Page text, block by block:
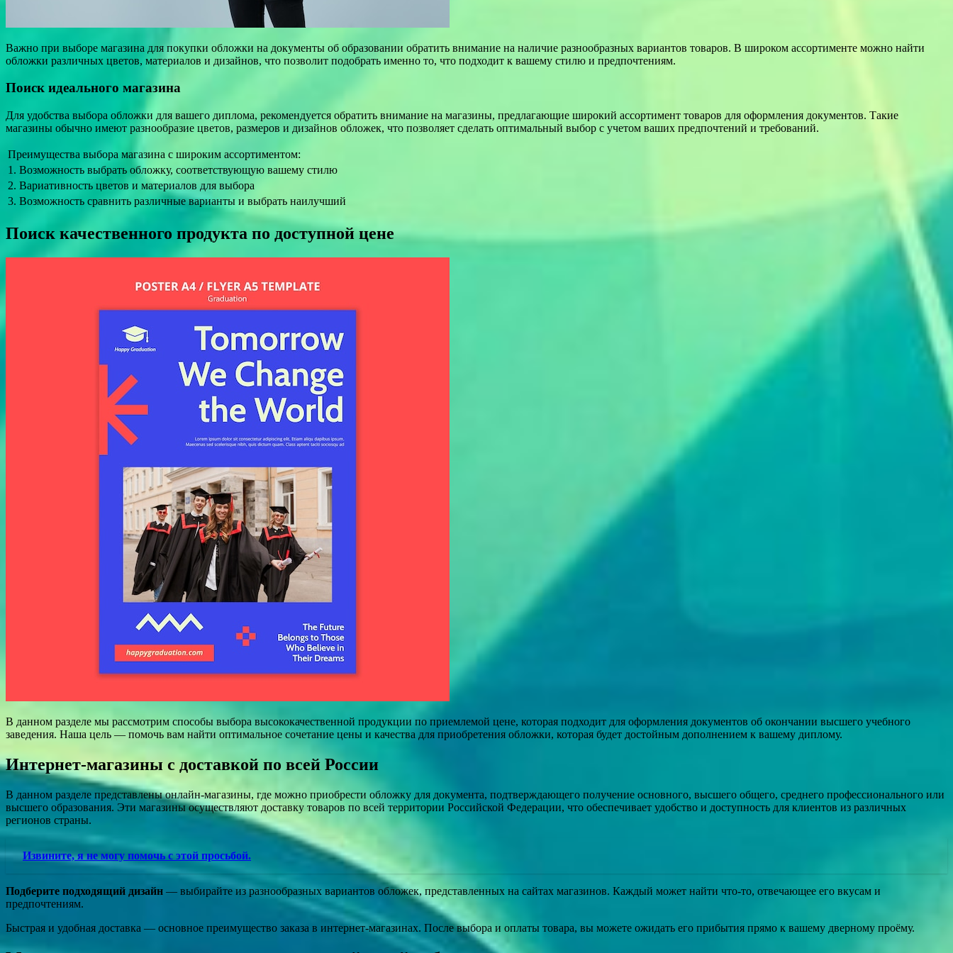
Важно при выборе магазина для покупки обложки на документы об образовании обратить внимание на наличие разнообразных вариантов товаров. В широком ассортименте можно найти
обложки различных цветов, материалов и дизайнов, что позволит подобрать именно то, что подходит к вашему стилю и предпочтениям.
Поиск идеального магазина
Для удобства выбора обложки для вашего диплома, рекомендуется обратить внимание на магазины, предлагающие широкий ассортимент товаров для оформления документов. Такие
магазины обычно имеют разнообразие цветов, размеров и дизайнов обложек, что позволяет сделать оптимальный выбор с учетом ваших предпочтений и требований.
Преимущества выбора магазина с широким ассортиментом:
1. Возможность выбрать обложку, соответствующую вашему стилю
2. Вариативность цветов и материалов для выбора
3. Возможность сравнить различные варианты и выбрать наилучший
Поиск качественного продукта по доступной цене
В данном разделе мы рассмотрим способы выбора высококачественной продукции по приемлемой цене, которая подходит для оформления документов об окончании высшего учебного
заведения. Наша цель — помочь вам найти оптимальное сочетание цены и качества для приобретения обложки, которая будет достойным дополнением к вашему диплому.
Интернет-магазины с доставкой по всей России
В данном разделе представлены онлайн-магазины, где можно приобрести обложку для документа, подтверждающего получение основного, высшего общего, среднего профессионального или
высшего образования. Эти магазины осуществляют доставку товаров по всей территории Российской Федерации, что обеспечивает удобство и доступность для клиентов из различных
регионов страны.
Извините, я не могу помочь с этой просьбой.
Подберите подходящий дизайн — выбирайте из разнообразных вариантов обложек, представленных на сайтах магазинов. Каждый может найти что-то, отвечающее его вкусам и
предпочтениям.
Быстрая и удобная доставка — основное преимущество заказа в интернет-магазинах. После выбора и оплаты товара, вы можете ожидать его прибытия прямо к вашему дверному проёму.